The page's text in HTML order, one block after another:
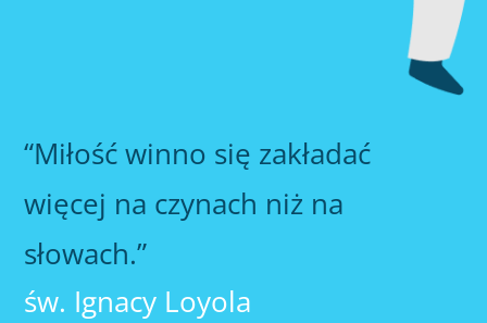
“Miłość winno się zakładać
więcej na czynach niż na
słowach.”
św. Ignacy Loyola